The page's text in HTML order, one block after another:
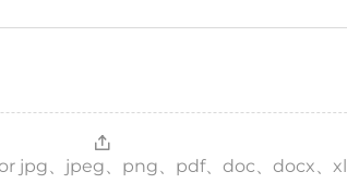
jpg、jpeg、png、pdf、doc、docx、